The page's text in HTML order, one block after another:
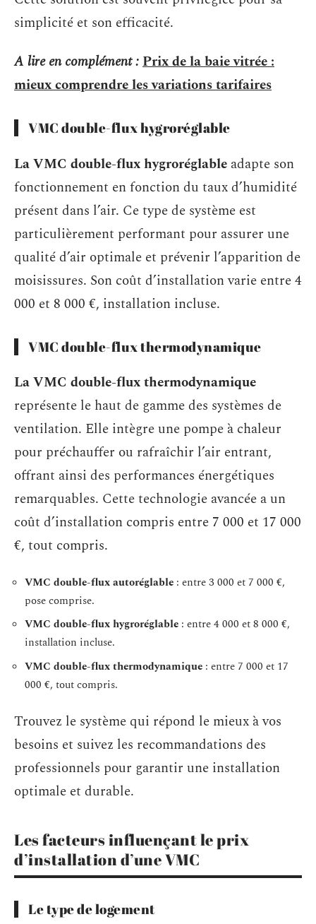
simplicité et son efficacité.
A lire en complément :Prix de la baie vitrée :
mieux comprendre les variations tarifaires
VMC double-flux hygroréglable
La VMC double-flux hygroréglable adapte son
fonctionnement en fonction du taux d’humidité
présent dans l’air. Ce type de système est
particulièrement performant pour assurer une
qualité d’air optimale et prévenir l’apparition de
moisissures. Son coût d’installation varie entre 4
000 et 8 000 €, installation incluse.
VMC double-flux thermodynamique
La VMC double-flux thermodynamique
représente le haut de gamme des systèmes de
ventilation. Elle intègre une pompe à chaleur
pour préchauffer ou rafraîchir l’air entrant,
offrant ainsi des performances énergétiques
remarquables. Cette technologie avancée a un
coût d’installation compris entre 7 000 et 17 000
€, tout compris.
VMC double-flux autoréglable : entre 3 000 et 7 000 €,
pose comprise.
VMC double-flux hygroréglable : entre 4 000 et 8 000 €,
installation incluse.
VMC double-flux thermodynamique : entre 7 000 et 17
000 €, tout compris.
Trouvez le système qui répond le mieux à vos
besoins et suivez les recommandations des
professionnels pour garantir une installation
optimale et durable.
Les facteurs influençant le prix
d’installation d’une VMC
Le type de logement